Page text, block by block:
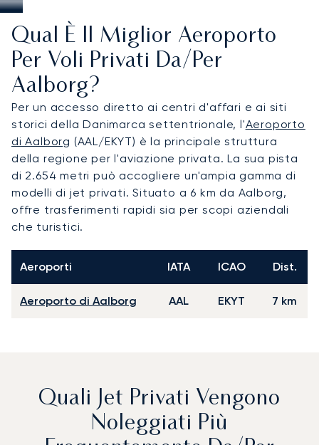
Qual È Il Miglior Aeroporto
Per Voli Privati Da/per
Aalborg?
Per un accesso diretto ai centri d'affari e ai siti
storici della Danimarca settentrionale, l'Aeroporto
di Aalborg (AAL/EKYT) è la principale struttura
della regione per l'aviazione privata. La sua pista
di 2.654 metri può accogliere un'ampia gamma di
modelli di jet privati. Situato a 6 km da Aalborg,
offre trasferimenti rapidi sia per scopi aziendali
che turistici.
Aeroporti IATA ICAO Dist.
Aeroporto di Aalborg AAL EKYT 7 km
Quali Jet Privati Vengono
Noleggiati Più